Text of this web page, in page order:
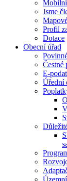
Jsme
Profil
Dotace
Obecní úřad
Čestné
E-
Úřední